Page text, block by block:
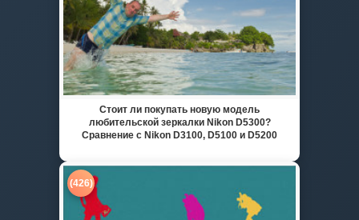
Стоит ли покупать новую модель
любительской зеркалки Nikon D5300?
Сравнение с Nikon D3100, D5100 и D5200
(426)